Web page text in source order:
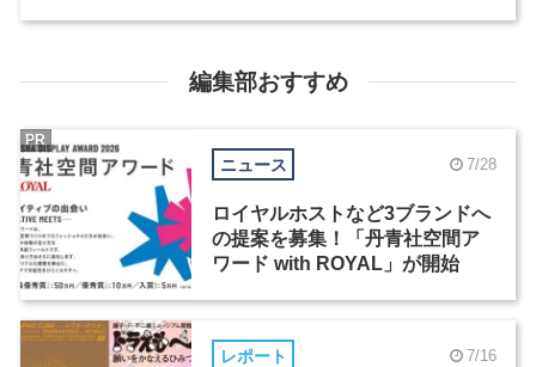
編集部おすすめ
ニュース 7/28
ロイヤルホストなど3ブランドへ
の提案を募集！「丹青社空間ア
ワード with ROYAL」が開始
PR
レポート 7/16